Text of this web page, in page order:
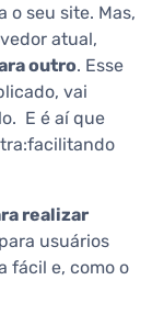
o seu site. Mas,
atual,
outro. Esse
vai
E é aí que
realizar
usuários
fácil e, como o